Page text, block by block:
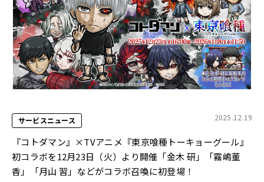
サービスニュース 2025.12.19
『コトダマン』×TVアニメ『東京喰種トーキョーグール』
初コラボを12月23日（火）より開催「金木 研」「霧嶋董
香」「月山 習」などがコラボ召喚に初登場！